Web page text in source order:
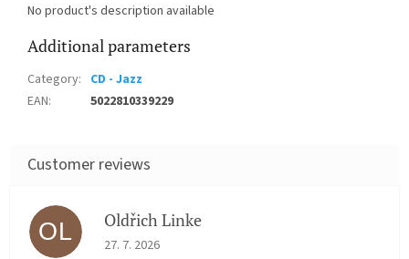
No product's description available
Additional parameters
Category: CD - Jazz
EAN: 5022810339229
OL Oldřich Linke
The store rating is 5 out of 5 stars.
27. 7. 2026